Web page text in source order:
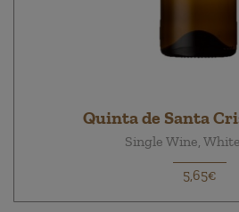
Quinta de Santa
Single Wine,
5,65€